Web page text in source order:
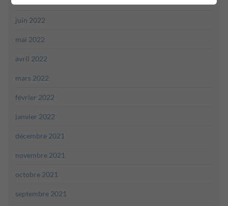
juin 2022
mai 2022
avril 2022
mars 2022
février 2022
janvier 2022
décembre 2021
novembre 2021
octobre 2021
septembre 2021